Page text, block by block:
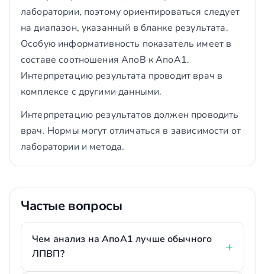
лаборатории, поэтому ориентироваться следует
на диапазон, указанный в бланке результата.
Особую информативность показатель имеет в
составе соотношения АпоВ к АпоА1.
Интерпретацию результата проводит врач в
комплексе с другими данными.
Интерпретацию результатов должен проводить
врач. Нормы могут отличаться в зависимости от
лаборатории и метода.
Частые вопросы
Чем анализ на АпоА1 лучше обычного
ЛПВП?